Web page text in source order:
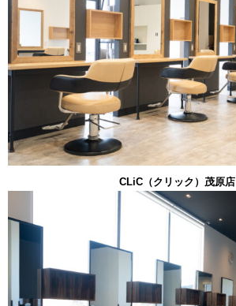
CLiC（クリック）茂原店